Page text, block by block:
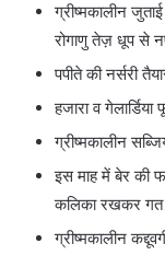
ग्रीष्मकालीन
रोगाणु तेज़ धूप से
पपीते की नर्सरी
हजारा व
ग्रीष्मकालीन
इस माह में बेर की
कलिका रखकर गत
ग्रीष्मकालीन